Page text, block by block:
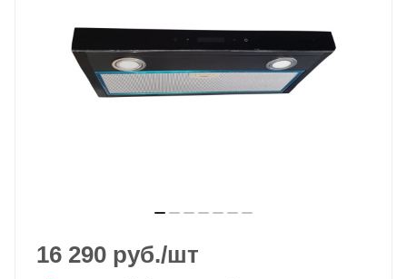
16 290 руб./шт